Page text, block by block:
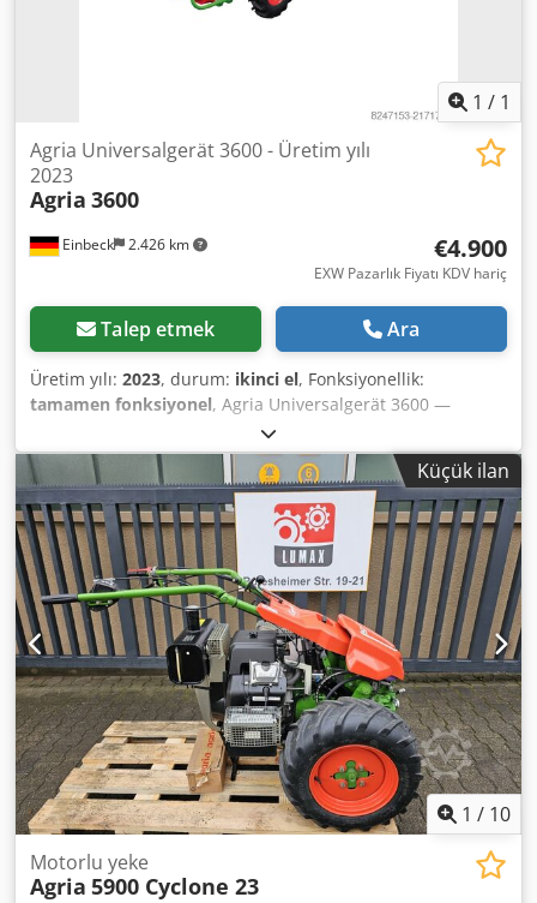
1 / 1
Einbeck 2.426 km
Agria Universalgerät 3600 - Üretim yılı
2023
Agria 3600
€4.900
EXW Pazarlık Fiyatı KDV hariç
Talep etmek Ara
Üretim yılı: 2023, durum: ikinci el, Fonksiyonellik:
tamamen fonksiyonel, Agria Universalgerät 3600 —
Üretim yılı 2023 Kurt König Baumaschinen GmbH,
Einbeck’in profesyonel kiralama filosundan kullanılmıştır.
Durum ve Notlar: Dwodpfxoy A E H Uj Acgea - Durum:
Kiradan çıkma, düzenli bakım yapılmış - Fonksiyon:
Tamamen çalışır durumda - Ürün görselleri örnek
görsellerdir ve cihazın yeni halini göstermektedir, gerçek
durum kullanım süresine göre değişiklik gösterebilir -
37574 Einbeck’te önceden anlaşarak inceleme mümkündür
Fiyat 4.900 EUR + KDV | EXW Einbeck | Teslimat talep
üzerine
Küçük ilan
1 / 10
Motorlu yeke
Agria 5900 Cyclone 23